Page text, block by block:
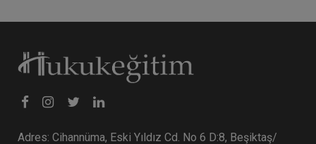
Adres: Cihannüma, Eski Yıldız Cd. No 6 D:8, Beşiktaş/